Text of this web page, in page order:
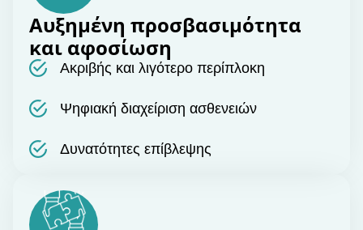
Αυξημένη προσβασιμότητα
και αφοσίωση
Ακριβής και λιγότερο περίπλοκη
Ψηφιακή διαχείριση ασθενειών
Δυνατότητες επίβλεψης